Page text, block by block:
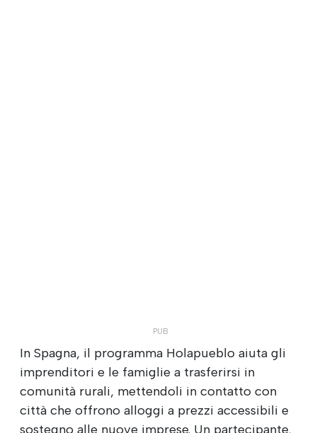
In Spagna, il programma Holapueblo aiuta gli
imprenditori e le famiglie a trasferirsi in
comunità rurali, mettendoli in contatto con
città che offrono alloggi a prezzi accessibili e
sostegno alle nuove imprese. Un partecipante,